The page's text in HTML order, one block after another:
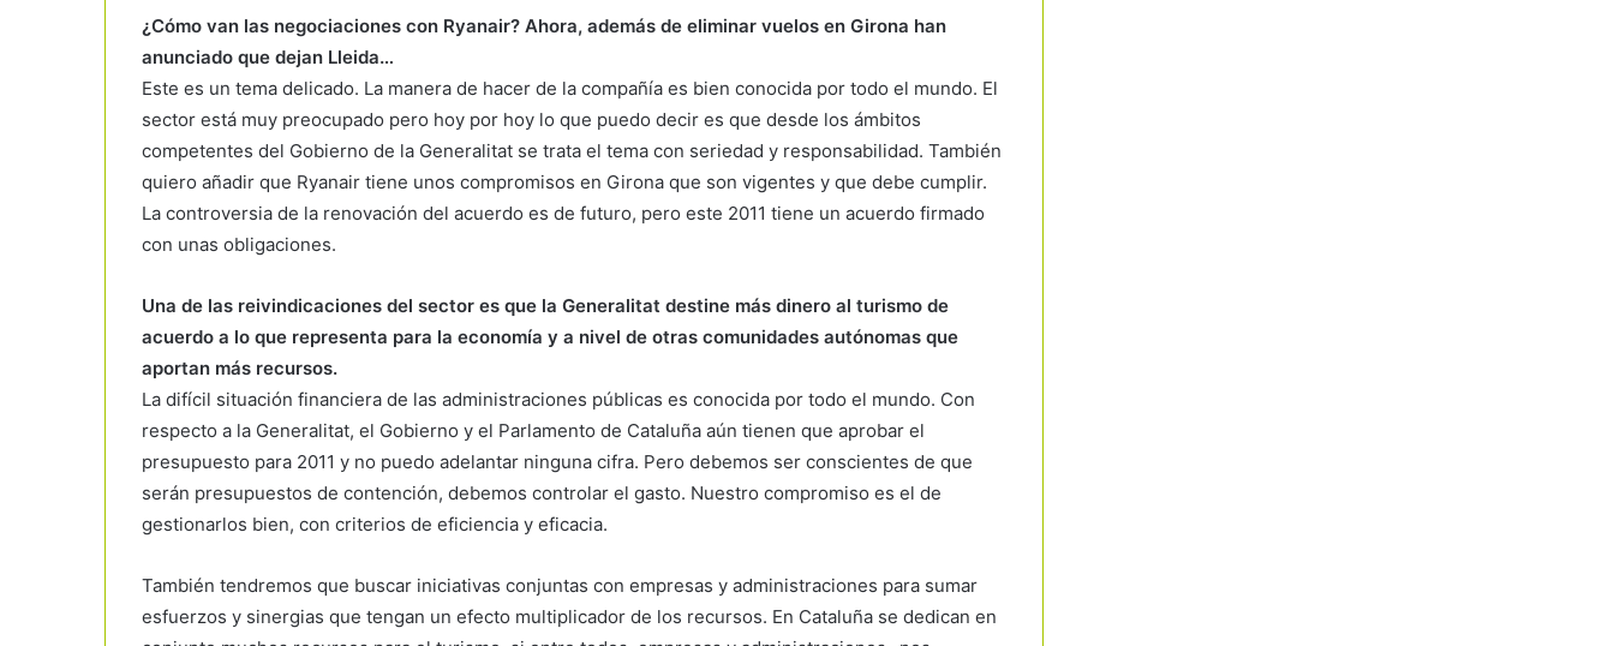
¿Cómo van las negociaciones con Ryanair? Ahora, además de eliminar vuelos en Girona han
anunciado que dejan Lleida…
Este es un tema delicado. La manera de hacer de la compañía es bien conocida por todo el mundo. El
sector está muy preocupado pero hoy por hoy lo que puedo decir es que desde los ámbitos
competentes del Gobierno de la Generalitat se trata el tema con seriedad y responsabilidad. También
quiero añadir que Ryanair tiene unos compromisos en Girona que son vigentes y que debe cumplir.
La controversia de la renovación del acuerdo es de futuro, pero este 2011 tiene un acuerdo firmado
con unas obligaciones.
Una de las reivindicaciones del sector es que la Generalitat destine más dinero al turismo de
acuerdo a lo que representa para la economía y a nivel de otras comunidades autónomas que
aportan más recursos.
La difícil situación financiera de las administraciones públicas es conocida por todo el mundo. Con
respecto a la Generalitat, el Gobierno y el Parlamento de Cataluña aún tienen que aprobar el
presupuesto para 2011 y no puedo adelantar ninguna cifra. Pero debemos ser conscientes de que
serán presupuestos de contención, debemos controlar el gasto. Nuestro compromiso es el de
gestionarlos bien, con criterios de eficiencia y eficacia.
También tendremos que buscar iniciativas conjuntas con empresas y administraciones para sumar
esfuerzos y sinergias que tengan un efecto multiplicador de los recursos. En Cataluña se dedican en